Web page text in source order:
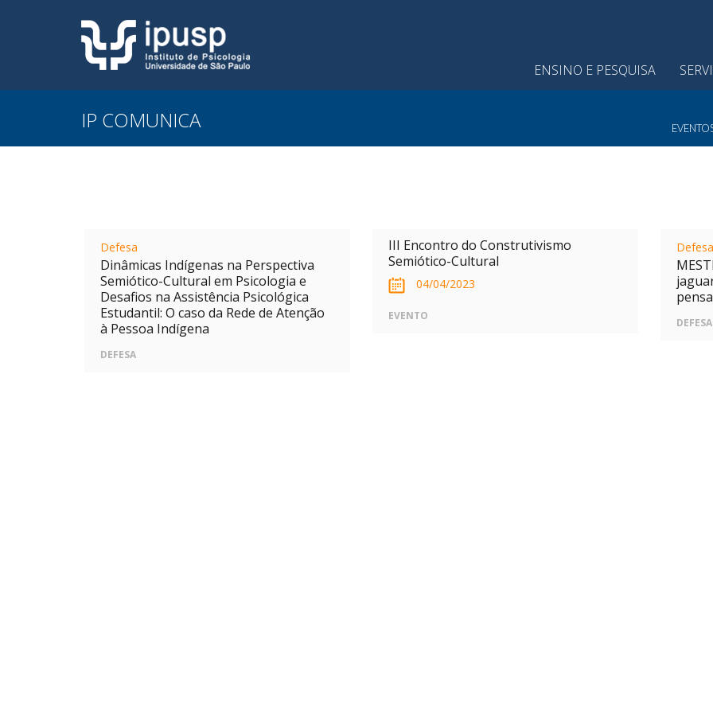
ENSINO E PESQUISA
IP COMUNICA
Defesa
Dinâmicas Indígenas na Perspectiva
Semiótico-Cultural em Psicologia e
Desafios na Assistência Psicológica
Estudantil: O caso da Rede de Atenção
à Pessoa Indígena
DEFESA
III Encontro do Construtivismo
Semiótico-Cultural
04/04/2023
EVENTO
Defesa
DEFESA